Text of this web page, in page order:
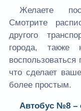
Желаете
Смотрите
другого
города,
воспользоваться
что сделает
более простым.
Автобус №8 –